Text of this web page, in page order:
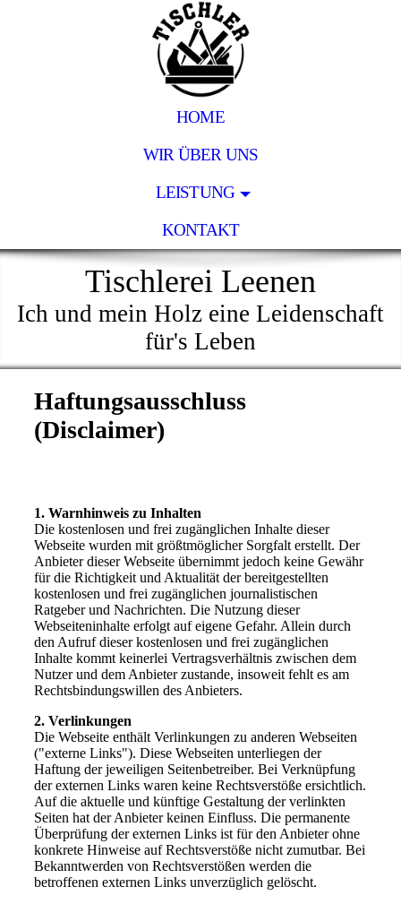
HOME
WIR ÜBER UNS
LEISTUNG
KONTAKT
Tischlerei Leenen
Ich und mein Holz eine Leidenschaft
für's Leben
Haftungsausschluss
(Disclaimer)
1. Warnhinweis zu Inhalten
Die kostenlosen und frei zugänglichen Inhalte dieser
Webseite wurden mit größtmöglicher Sorgfalt erstellt. Der
Anbieter dieser Webseite übernimmt jedoch keine Gewähr
für die Richtigkeit und Aktualität der bereitgestellten
kostenlosen und frei zugänglichen journalistischen
Ratgeber und Nachrichten. Die Nutzung dieser
Webseiteninhalte erfolgt auf eigene Gefahr. Allein durch
den Aufruf dieser kostenlosen und frei zugänglichen
Inhalte kommt keinerlei Vertragsverhältnis zwischen dem
Nutzer und dem Anbieter zustande, insoweit fehlt es am
Rechtsbindungswillen des Anbieters.
2. Verlinkungen
Die Webseite enthält Verlinkungen zu anderen Webseiten
("externe Links"). Diese Webseiten unterliegen der
Haftung der jeweiligen Seitenbetreiber. Bei Verknüpfung
der externen Links waren keine Rechtsverstöße ersichtlich.
Auf die aktuelle und künftige Gestaltung der verlinkten
Seiten hat der Anbieter keinen Einfluss. Die permanente
Überprüfung der externen Links ist für den Anbieter ohne
konkrete Hinweise auf Rechtsverstöße nicht zumutbar. Bei
Bekanntwerden von Rechtsverstößen werden die
betroffenen externen Links unverzüglich gelöscht.